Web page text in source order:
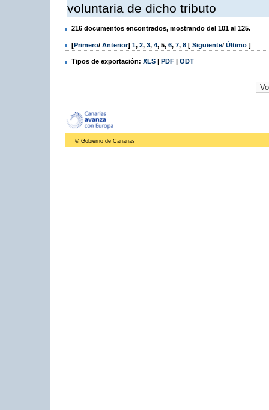
voluntaria de dicho tributo
216 documentos encontrados, mostrando del 101 al 125.
[Primero/ Anterior] 1, 2, 3, 4, 5, 6, 7, 8 [ Siguiente/ Último ]
Tipos de exportación: XLS | PDF | ODT
© Gobierno de Canarias